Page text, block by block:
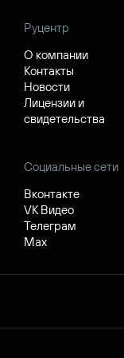
Руцентр
О компании
Контакты
Новости
Лицензии и
свидетельства
Социальные сети
Вконтакте
VK Видео
Телеграм
Max